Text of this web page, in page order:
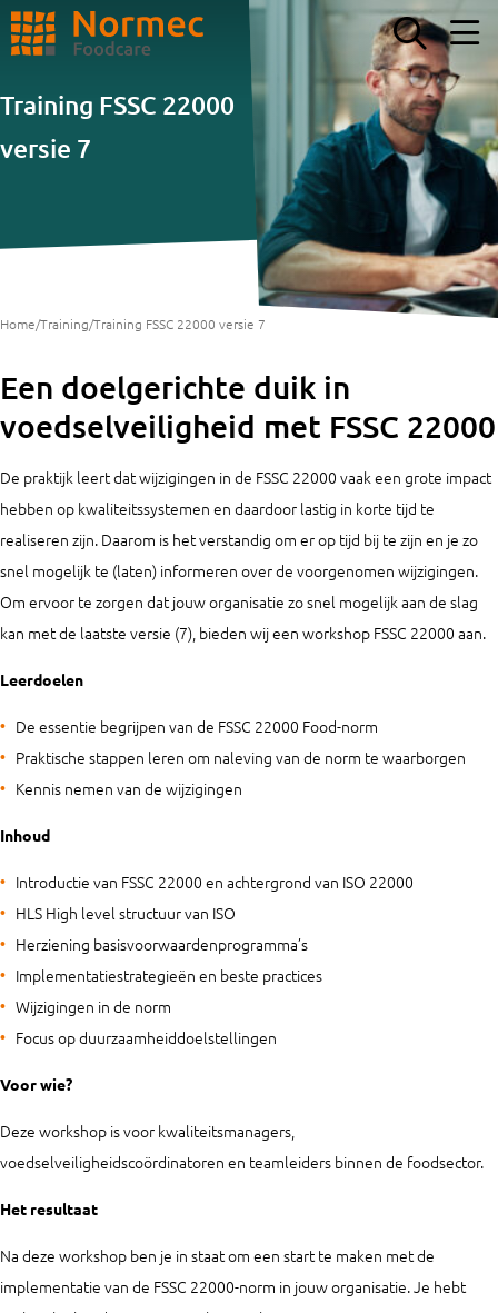
Training FSSC 22000
versie 7
Home/Training/Training FSSC 22000 versie 7
Een doelgerichte duik in
voedselveiligheid met FSSC 22000
De praktijk leert dat wijzigingen in de FSSC 22000 vaak een grote impact
hebben op kwaliteitssystemen en daardoor lastig in korte tijd te
realiseren zijn. Daarom is het verstandig om er op tijd bij te zijn en je zo
snel mogelijk te (laten) informeren over de voorgenomen wijzigingen.
Om ervoor te zorgen dat jouw organisatie zo snel mogelijk aan de slag
kan met de laatste versie (7), bieden wij een workshop FSSC 22000 aan.
Leerdoelen
De essentie begrijpen van de FSSC 22000 Food-norm
Praktische stappen leren om naleving van de norm te waarborgen
Kennis nemen van de wijzigingen
Inhoud
Introductie van FSSC 22000 en achtergrond van ISO 22000
HLS High level structuur van ISO
Herziening basisvoorwaardenprogramma’s
Implementatiestrategieën en beste practices
Wijzigingen in de norm
Focus op duurzaamheiddoelstellingen
Voor wie?
Deze workshop is voor kwaliteitsmanagers,
voedselveiligheidscoördinatoren en teamleiders binnen de foodsector.
Het resultaat
Na deze workshop ben je in staat om een start te maken met de
implementatie van de FSSC 22000-norm in jouw organisatie. Je hebt